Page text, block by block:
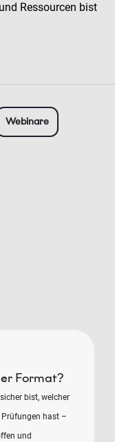
Ressourcen bist
Webinare
Format?
bist, welcher
Prüfungen hast –
und